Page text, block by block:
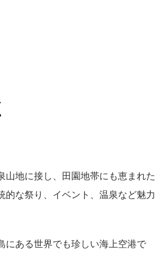
地に接し、田園地帯にも恵まれた
な祭り、イベント、温泉など魅力
にある世界でも珍しい海上空港で